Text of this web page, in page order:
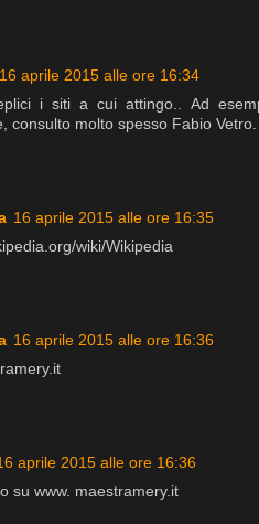
16 aprile 2015 alle ore 16:34
i siti a cui attingo.. Ad
consulto molto spesso Fabio Vetro.
16 aprile 2015 alle ore 16:35
wiki/Wikipedia
16 aprile 2015 alle ore 16:36
aprile 2015 alle ore 16:36
su www. maestramery.it